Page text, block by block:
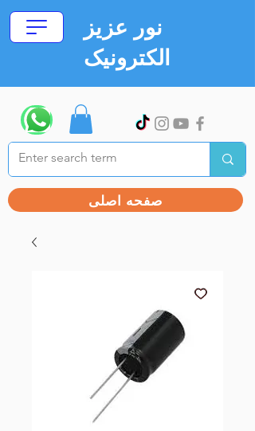
نور عزیز
الکترونیک
صفحه اصلی